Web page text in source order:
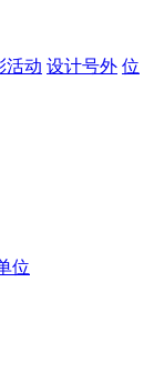
活动 设计号外 位
位